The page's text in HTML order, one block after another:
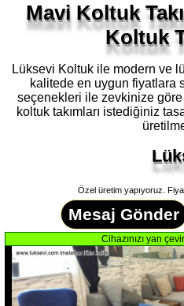
Mavi Koltuk
Koltuk
Lüksevi Koltuk ile modern ve
kalitede en uygun fiyatlara
seçenekleri ile zevkinize göre
koltuk takımları istediğiniz
Özel üretim yapıyoruz.
Mesaj Gönder